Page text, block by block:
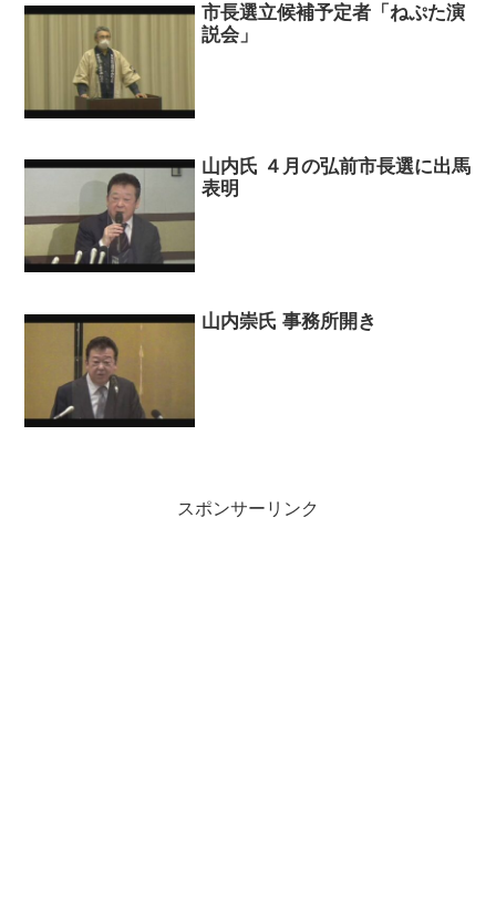
市長選立候補予定者「ねぷた演
説会」
山内氏 ４月の弘前市長選に出馬
表明
山内崇氏 事務所開き
スポンサーリンク